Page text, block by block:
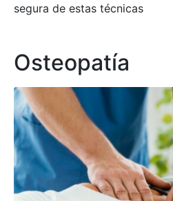
segura de estas técnicas
Osteopatía